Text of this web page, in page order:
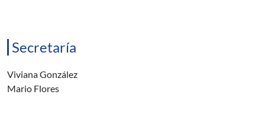
Secretaría
Viviana González
Mario Flores